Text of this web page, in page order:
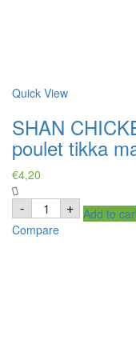
Quick View
SHAN
poulet tikka
€4,20
- SHAN
CHICKEN
TIKKA
tikka-
+ Add to
Compare